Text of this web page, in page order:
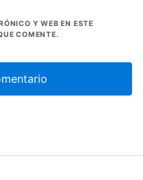
Y WEB EN ESTE
COMENTE.